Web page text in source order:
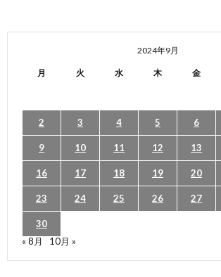
2024年9月
月 火 水 木 金
2 3 4 5 6
9 10 11 12 13
16 17 18 19 20
23 24 25 26 27
30
« 8月
10月 »